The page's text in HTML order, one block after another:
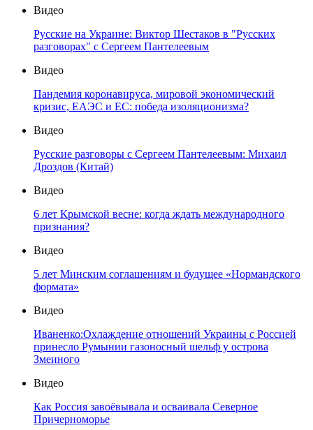
Видео
Русские на Украине: Виктор Шестаков в "Русских
разговорах" с Сергеем Пантелеевым
Видео
Пандемия коронавируса, мировой экономический
кризис, ЕАЭС и ЕС: победа изоляционизма?
Видео
Русские разговоры с Сергеем Пантелеевым: Михаил
Дроздов (Китай)
Видео
6 лет Крымской весне: когда ждать международного
признания?
Видео
5 лет Минским соглашениям и будущее «Нормандского
формата»
Видео
Иваненко:Охлаждение отношений Украины с Россией
принесло Румынии газоносный шельф у острова
Змеиного
Видео
Как Россия завоёвывала и осваивала Северное
Причерноморье